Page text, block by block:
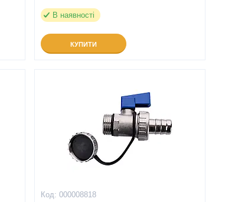
В наявності
КУПИТИ
000008818